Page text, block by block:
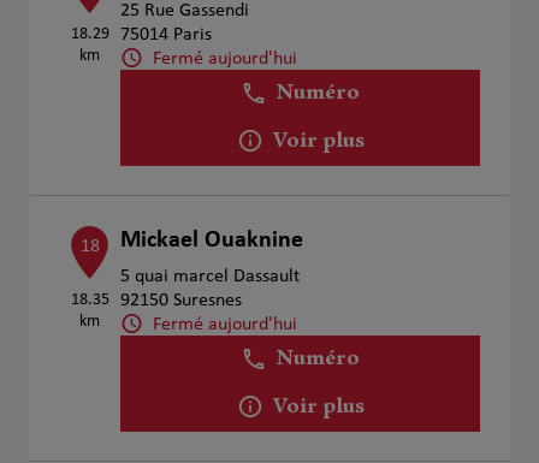
18.29
km
25 Rue Gassendi
75014 Paris
Fermé aujourd'hui
Numéro
Voir plus
18
18.35
km
Mickael Ouaknine
5 quai marcel Dassault
92150 Suresnes
Fermé aujourd'hui
Numéro
Voir plus